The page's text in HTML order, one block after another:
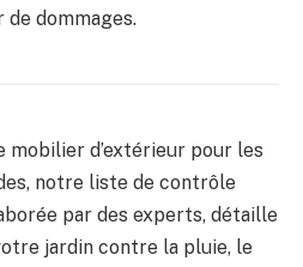
dommages.
d’extérieur pour les
notre liste de contrôle
par des experts, détaille
jardin contre la pluie, le